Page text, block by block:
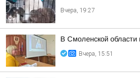
Вчера, 19:27
В Смоленской области
Вчера, 15:51